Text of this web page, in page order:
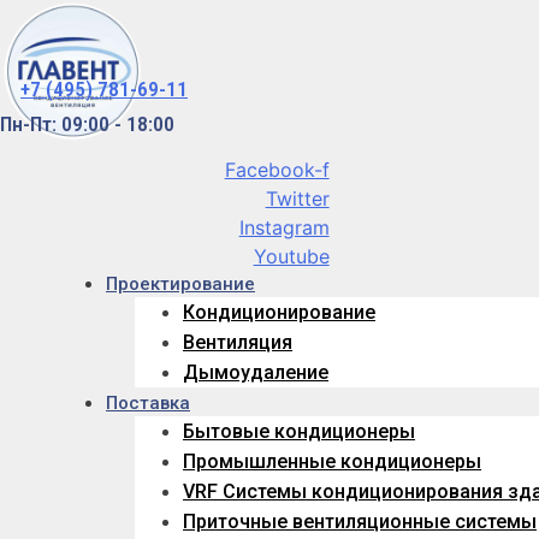
+7 (495) 781-69-11
Пн-Пт: 09:00 - 18:00
Facebook-f
Twitter
Instagram
Youtube
Проектирование
Кондиционирование
Вентиляция
Дымоудаление
Поставка
Бытовые кондиционеры
Промышленные кондиционеры
VRF Системы кондиционирования
Приточные вентиляционные системы